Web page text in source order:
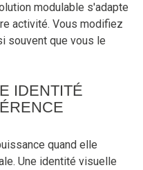
modulable s'adapte
activité. Vous modifiez
souvent que vous le
IDENTITÉ
quand elle
Une identité visuelle